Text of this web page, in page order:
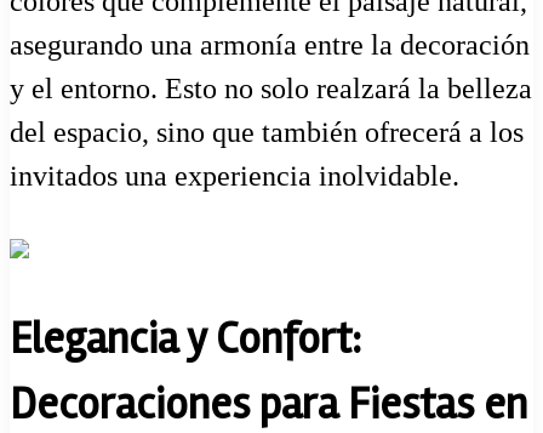
asegurando una armonía entre la decoración
y el entorno. Esto no solo realzará la belleza
del espacio, sino que también ofrecerá a los
invitados una experiencia inolvidable.
Elegancia y Confort:
Decoraciones para Fiestas en